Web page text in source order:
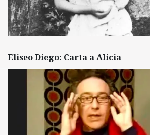
Eliseo Diego: Carta a Alicia